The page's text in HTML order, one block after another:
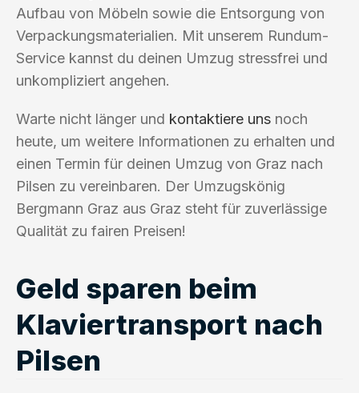
Aufbau von Möbeln sowie die Entsorgung von
Verpackungsmaterialien. Mit unserem Rundum-
Service kannst du deinen Umzug stressfrei und
unkompliziert angehen.
Warte nicht länger und kontaktiere uns noch
heute, um weitere Informationen zu erhalten und
einen Termin für deinen Umzug von Graz nach
Pilsen zu vereinbaren. Der Umzugskönig
Bergmann Graz aus Graz steht für zuverlässige
Qualität zu fairen Preisen!
Geld sparen beim
Klaviertransport nach
Pilsen